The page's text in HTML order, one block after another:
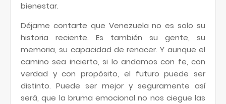
bienestar.
Déjame contarte que Venezuela no es solo su
historia reciente. Es también su gente, su
memoria, su capacidad de renacer. Y aunque el
camino sea incierto, si lo andamos con fe, con
verdad y con propósito, el futuro puede ser
distinto. Puede ser mejor y seguramente así
será, que la bruma emocional no nos ciegue las